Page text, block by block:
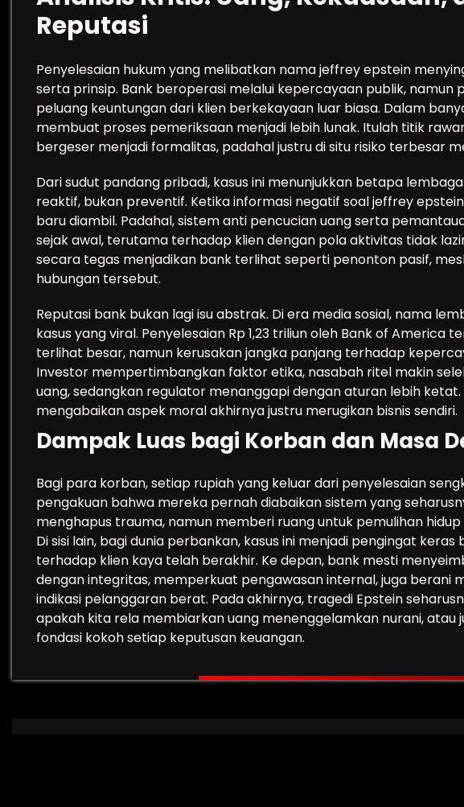
Reputasi
Penyelesaian hukum yang melibatkan nama jeffrey epstein
serta prinsip. Bank beroperasi melalui kepercayaan publik,
peluang keuntungan dari klien berkekayaan luar biasa. Dalam
membuat proses pemeriksaan menjadi lebih lunak. Itulah titik
bergeser menjadi formalitas, padahal justru di situ risiko terbesar
Dari sudut pandang pribadi, kasus ini menunjukkan betapa
reaktif, bukan preventif. Ketika informasi negatif soal jeffrey
baru diambil. Padahal, sistem anti pencucian uang serta
sejak awal, terutama terhadap klien dengan pola aktivitas tidak
secara tegas menjadikan bank terlihat seperti penonton pasif,
hubungan tersebut.
Reputasi bank bukan lagi isu abstrak. Di era media sosial, nama
kasus yang viral. Penyelesaian Rp 1,23 triliun oleh Bank of America
terlihat besar, namun kerusakan jangka panjang terhadap
Investor mempertimbangkan faktor etika, nasabah ritel makin
uang, sedangkan regulator menanggapi dengan aturan lebih
mengabaikan aspek moral akhirnya justru merugikan bisnis sendiri.
Dampak Luas bagi Korban dan Masa
Bagi para korban, setiap rupiah yang keluar dari penyelesaian
pengakuan bahwa mereka pernah diabaikan sistem yang
menghapus trauma, namun memberi ruang untuk pemulihan
Di sisi lain, bagi dunia perbankan, kasus ini menjadi pengingat
terhadap klien kaya telah berakhir. Ke depan, bank mesti
dengan integritas, memperkuat pengawasan internal, juga berani
indikasi pelanggaran berat. Pada akhirnya, tragedi Epstein
apakah kita rela membiarkan uang menenggelamkan nurani, atau
fondasi kokoh setiap keputusan keuangan.